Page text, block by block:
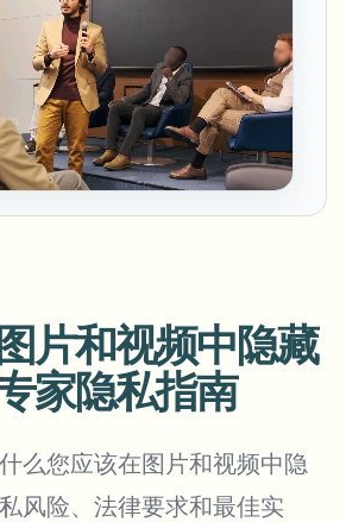
in one place
Remover
区批量隐私
管理片和视频中隐藏
家隐私指南
么您应该在图片和视频中隐
风险、法律要求和最佳实